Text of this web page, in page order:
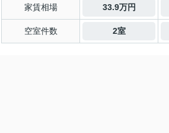
家賃相場 33.9万円
空室件数 2室